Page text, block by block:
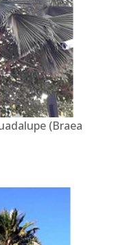
(Braea